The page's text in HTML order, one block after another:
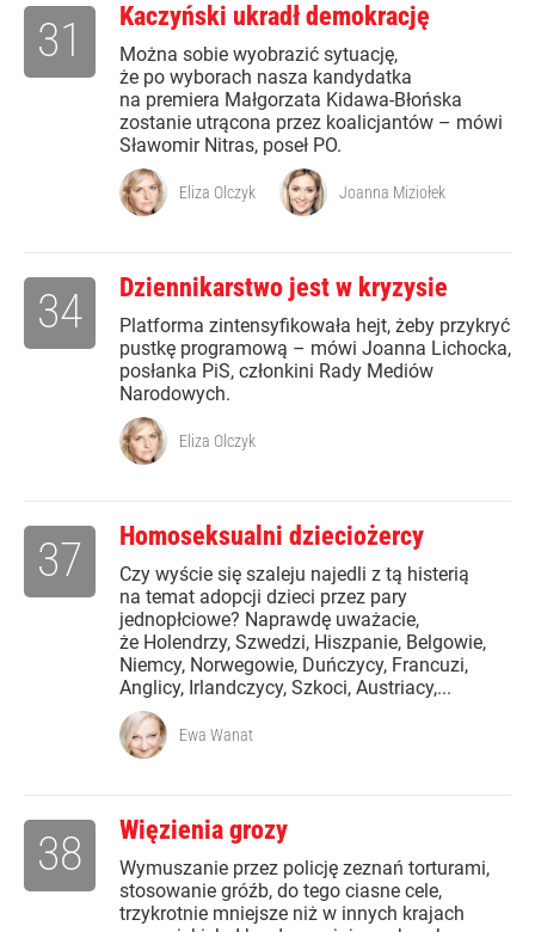
Kaczyński ukradł demokrację
Można sobie wyobrazić sytuację,
że po wyborach nasza kandydatka
na premiera Małgorzata Kidawa-Błońska
zostanie utrącona przez koalicjantów – mówi
Sławomir Nitras, poseł PO.
31
Eliza Olczyk Joanna Miziołek
Dziennikarstwo jest w kryzysie
Platforma zintensyfikowała hejt, żeby przykryć
pustkę programową – mówi Joanna Lichocka,
posłanka PiS, członkini Rady Mediów
Narodowych.
34
Eliza Olczyk
Homoseksualni dzieciożercy
Czy wyście się szaleju najedli z tą histerią
na temat adopcji dzieci przez pary
jednopłciowe? Naprawdę uważacie,
że Holendrzy, Szwedzi, Hiszpanie, Belgowie,
Niemcy, Norwegowie, Duńczycy, Francuzi,
Anglicy, Irlandczycy, Szkoci, Austriacy,...
37
Ewa Wanat
Więzienia grozy
Wymuszanie przez policję zeznań torturami,
stosowanie gróźb, do tego ciasne cele,
trzykrotnie mniejsze niż w innych krajach
38